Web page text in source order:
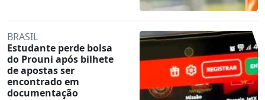
BRASIL
Estudante perde bolsa
do Prouni após bilhete
de apostas ser
encontrado em
documentação